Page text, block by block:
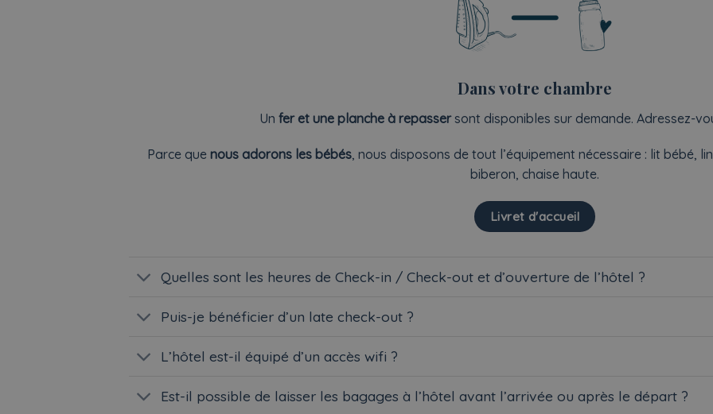
Dans votre chambre
Un fer et une planche à repassersont disponibles sur demande. Adressez-
Parce que nous adorons les bébés, nous disposons de tout l’équipement nécessaire : lit bébé,
biberon, chaise haute.
Livret d'accueil
Quelles sont les heures de Check-in / Check-out et d’ouverture de l’hôtel ?
Puis-je bénéficier d’un late check-out ?
L’hôtel est-il équipé d’un accès wifi ?
Est-il possible de laisser les bagages à l’hôtel avant l’arrivée ou après le départ ?